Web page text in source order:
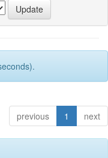
previous 1 next